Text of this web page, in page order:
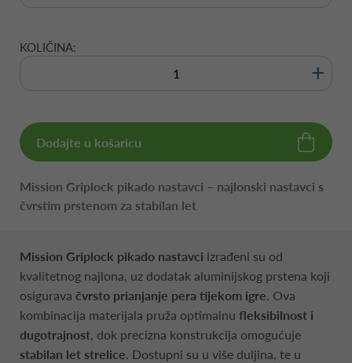
KOLIČINA:
+
Dodajte u košaricu
Mission Griplock pikado nastavci – najlonski nastavci s
čvrstim prstenom za stabilan let
Mission Griplock pikado nastavci izrađeni su od
kvalitetnog najlona, uz dodatak aluminijskog prstena koji
osigurava čvrsto prianjanje pera tijekom igre. Ova
kombinacija materijala pruža optimalnu fleksibilnost i
dugotrajnost, dok precizna konstrukcija omogućuje
stabilan let strelice. Dostupni su u više duljina, te u